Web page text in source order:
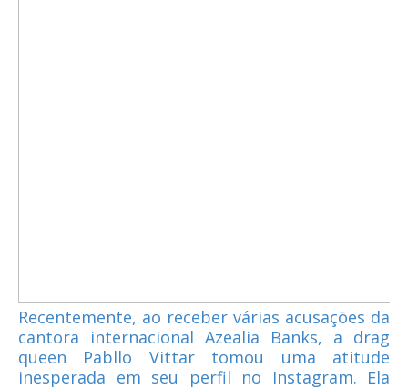
Recentemente, ao receber várias acusações da
cantora internacional Azealia Banks, a drag
queen Pabllo Vittar tomou uma atitude
inesperada em seu perfil no Instagram. Ela